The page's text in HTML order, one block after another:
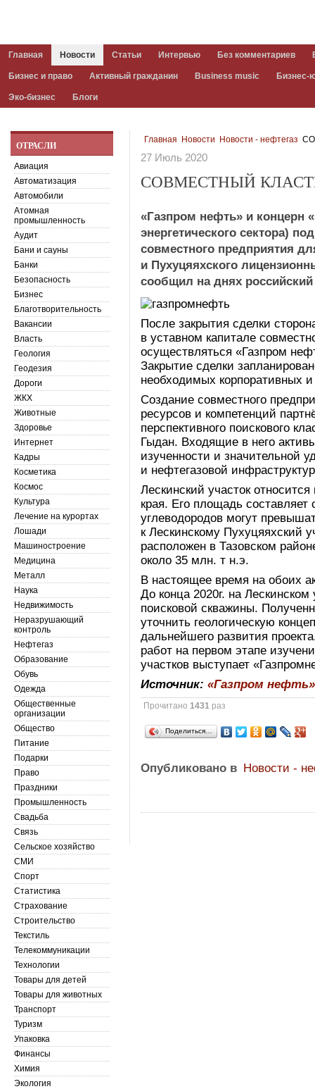
Главная Новости Статьи Интервью Без комментариев
Бизнес и право Активный гражданин Business music Бизнес-
Эко-бизнес Блоги
Главная Новости Новости - нефтегаз
27 Июль 2020
СОВМЕСТНЫЙ
«Газпром нефть» и
энергетического сектора)
совместного предприятия
и Пухуцяяхского
сообщил на днях российский
После закрытия сделки
в уставном капитале
осуществляться «Газпром
Закрытие сделки
необходимых корпоративных
Создание совместного
ресурсов и компетенций
перспективного поискового
Гыдан. Входящие в него
изученности и значительной
и нефтегазовой
Лескинский участок
края. Его площадь
углеводородов могут
к Лескинскому Пухуцяяхский
расположен в Тазовском
около 35 млн. т н.э.
В настоящее время на обоих
До конца 2020г. на
поисковой скважины.
уточнить геологическую
дальнейшего развития
работ на первом этапе
участков выступает
Источник:«Газпром нефть»
Прочитано1431 раз
Поделиться…
Опубликовано в Новости -
ОТРАСЛИ
Авиация
Автоматизация
Автомобили
Атомная
промышленность
Аудит
Бани и сауны
Банки
Безопасность
Бизнес
Благотворительность
Вакансии
Власть
Геология
Геодезия
Дороги
ЖКХ
Животные
Здоровье
Интернет
Кадры
Косметика
Космос
Культура
Лечение на курортах
Лошади
Машиностроение
Медицина
Металл
Наука
Недвижимость
Неразрушающий
контроль
Нефтегаз
Образование
Обувь
Одежда
Общественные
организации
Общество
Питание
Подарки
Право
Праздники
Промышленность
Свадьба
Связь
Сельское хозяйство
СМИ
Спорт
Статистика
Страхование
Строительство
Текстиль
Телекоммуникации
Технологии
Товары для детей
Товары для животных
Транспорт
Туризм
Упаковка
Финансы
Химия
Экология